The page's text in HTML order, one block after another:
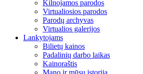
Kilnojamos parodos
Virtualiosios parodos
Parodų archyvas
Virtualios galerijos
Lankytojams
Bilietų kainos
Padalinių darbo laikas
Kainoraštis
Mano ir mūsų istorija